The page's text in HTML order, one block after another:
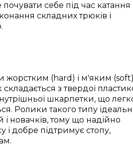
себе під час катання
складних трюків і
жорстким (hard) і м'яким
з твердої
шкарпетки, що
Ролики такого типу
і новачків, тому що надійно
і добре підтримує стопу,
.